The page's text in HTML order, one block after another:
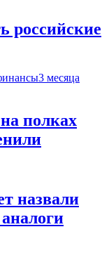
российские
3 месяца
полках
назвали